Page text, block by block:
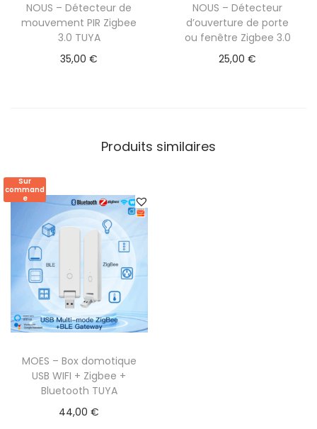
t
A
NOUS – Détecteur de
mouvement PIR Zigbee
3.0 TUYA
35,00€
NOUS – Détecteur
d’ouverture de porte
ou fenêtre Zigbee 3.0
25,00€
Produits similaires
Sur
command
e
MOES – Box domotique
USB WIFI + Zigbee +
Bluetooth TUYA
44,00€